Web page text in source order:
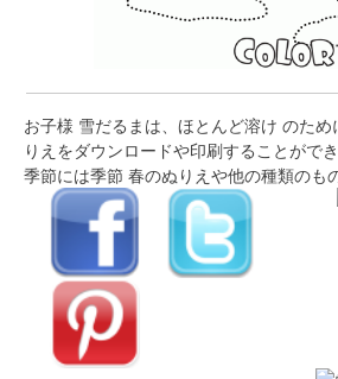
お子様 雪だるまは、ほとんど溶け のた
りえをダウンロードや印刷することができ
季節には季節 春のぬりえや他の種類のも